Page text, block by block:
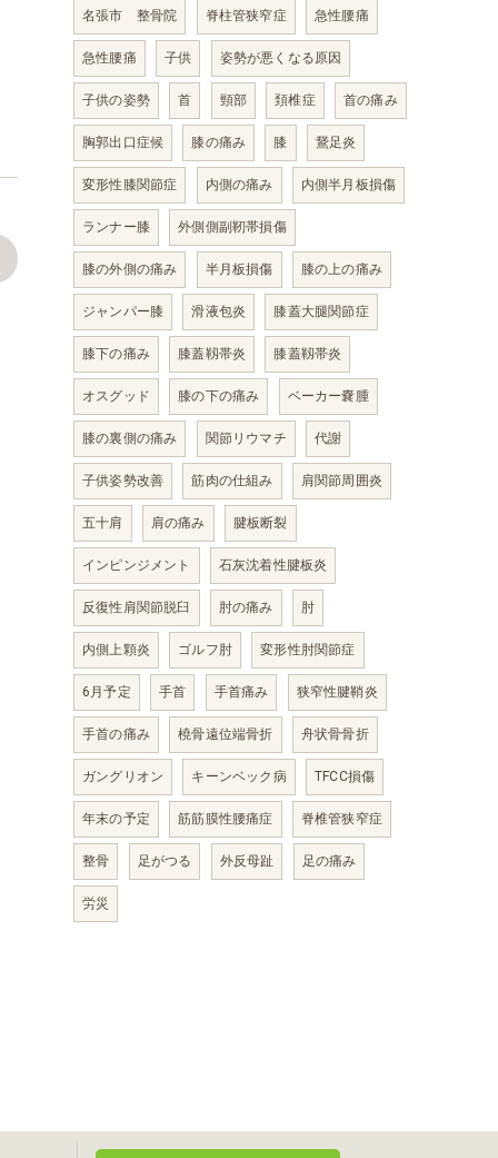
名張市 整骨院 脊柱管狭窄症 急性腰痛
急性腰痛 子供 姿勢が悪くなる原因
子供の姿勢 首 頸部 頚椎症 首の痛み
胸郭出口症候 膝の痛み 膝 鵞足炎
変形性膝関節症 内側の痛み 内側半月板損傷
ランナー膝 外側側副靭帯損傷
膝の外側の痛み 半月板損傷 膝の上の痛み
ジャンパー膝 滑液包炎 膝蓋大腿関節症
膝下の痛み 膝蓋靱帯炎 膝蓋靱帯炎
オスグッド 膝の下の痛み ベーカー嚢腫
膝の裏側の痛み 関節リウマチ 代謝
子供姿勢改善 筋肉の仕組み 肩関節周囲炎
五十肩 肩の痛み 腱板断裂
インピンジメント 石灰沈着性腱板炎
反復性肩関節脱臼 肘の痛み 肘
内側上顆炎 ゴルフ肘 変形性肘関節症
6月予定 手首 手首痛み 狭窄性腱鞘炎
手首の痛み 橈骨遠位端骨折 舟状骨骨折
ガングリオン キーンベック病 TFCC損傷
年末の予定 筋筋膜性腰痛症 脊椎管狭窄症
整骨 足がつる 外反母趾 足の痛み
労災